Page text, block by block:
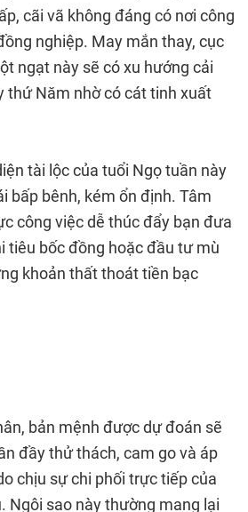
cãi vã không đáng có nơi công
nghiệp. May mắn thay, cục
ngạt này sẽ có xu hướng cải
thứ Năm nhờ có cát tinh xuất
tài lộc của tuổi Ngọ tuần này
bấp bênh, kém ổn định. Tâm
công việc dễ thúc đẩy bạn đưa
tiêu bốc đồng hoặc đầu tư mù
khoản thất thoát tiền bạc
bản mệnh được dự đoán sẽ
đầy thử thách, cam go và áp
chịu sự chi phối trực tiếp của
Ngôi sao này thường mang lại